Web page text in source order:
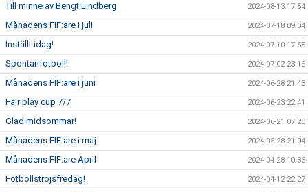
Till minne av Bengt Lindberg 2024-08-13 17:54
Månadens FIF:are i juli 2024-07-18 09:04
Inställt idag! 2024-07-10 17:55
Spontanfotboll! 2024-07-02 23:16
Månadens FIF:are i juni 2024-06-28 21:43
Fair play cup 7/7 2024-06-23 22:41
Glad midsommar! 2024-06-21 07:20
Månadens FIF:are i maj 2024-05-28 21:04
Månadens FIF:are April 2024-04-28 10:36
Fotbollströjsfredag! 2024-04-12 22:27